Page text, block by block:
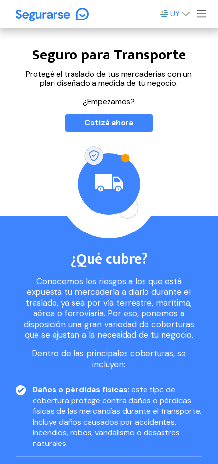
UY
Seguro para Transporte
Protegé el traslado de tus mercaderías con un
plan diseñado a medida de tu negocio.
¿Empezamos?
Cotizá ahora
¿Qué cubre?
Conocemos los riesgos a los que está
expuesta tu mercadería a diario durante el
traslado, ya sea por vía terrestre, marítima,
aérea o ferroviaria. Por eso, ponemos a
disposición una gran variedad de coberturas
que se ajustan a la necesidad de tu negocio.
Dentro de las principales coberturas, se
incluyen:
Daños o pérdidas físicas: este tipo de
cobertura protege contra daños o pérdidas
físicas de las mercancías durante el transporte.
Incluye daños causados por accidentes,
incendios, robos, vandalismo o desastres
naturales.